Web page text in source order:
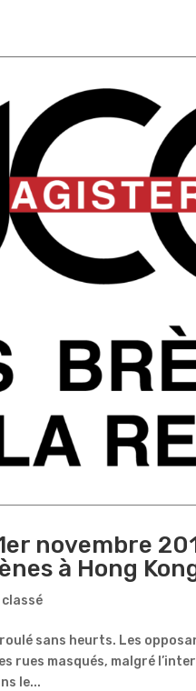
novembre
à Hong
classé
sans heurts. Les
rues masqués, malgré
le...